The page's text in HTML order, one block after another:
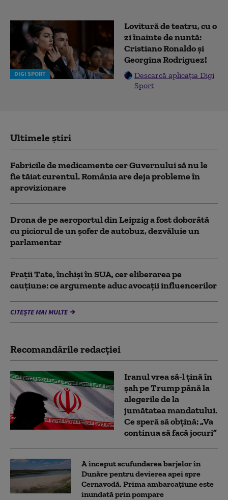
DIGI SPORT
Lovitură de teatru, cu o
zi înainte de nuntă:
Cristiano Ronaldo și
Georgina Rodriguez!
Descarcă aplicația Digi
Sport
Ultimele știri
Fabricile de medicamente cer Guvernului să nu le
fie tăiat curentul. România are deja probleme în
aprovizionare
Drona de pe aeroportul din Leipzig a fost doborâtă
cu piciorul de un şofer de autobuz, dezvăluie un
parlamentar
Frații Tate, închiși în SUA, cer eliberarea pe
cauțiune: ce argumente aduc avocații influencerilor
CITEȘTE MAI MULTE
Recomandările redacţiei
Iranul vrea să-l țină în
șah pe Trump până la
alegerile de la
jumătatea mandatului.
Ce speră să obțină: „Va
continua să facă jocuri”
A început scufundarea barjelor în
Dunăre pentru devierea apei spre
Cernavodă. Prima ambarcațiune este
inundată prin pompare